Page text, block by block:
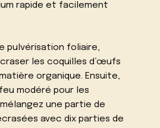
rapide et facilement
pulvérisation foliaire,
les coquilles d’œufs
organique. Ensuite,
modéré pour les
une partie de
avec dix parties de